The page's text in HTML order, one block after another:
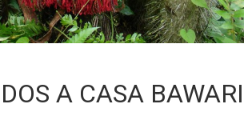
A CASA BAWARI